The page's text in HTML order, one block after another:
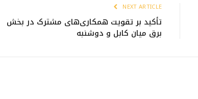
NEXT ARTICLE
تأکید بر تقویت همکاری‌های مشترک در بخش
برق میان کابل و دوشنبه